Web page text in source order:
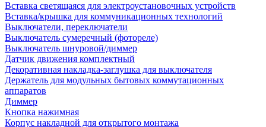
Вставка светящаяся для электроустановочных устройств
Вставка/крышка для коммуникационных технологий
Выключатели, переключатели
Выключатель сумеречный (фотореле)
Выключатель шнуровой/диммер
Датчик движения комплектный
Декоративная накладка-заглушка для выключателя
Держатель для модульных бытовых коммутационных
аппаратов
Диммер
Кнопка нажимная
Корпус накладной для открытого монтажа